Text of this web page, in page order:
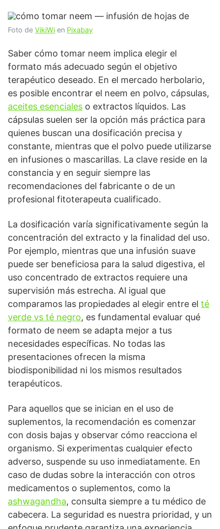
Foto de VikiWi en Pixabay
Saber cómo tomar neem implica elegir el
formato más adecuado según el objetivo
terapéutico deseado. En el mercado herbolario,
es posible encontrar el neem en polvo, cápsulas,
aceites esenciales o extractos líquidos. Las
cápsulas suelen ser la opción más práctica para
quienes buscan una dosificación precisa y
constante, mientras que el polvo puede utilizarse
en infusiones o mascarillas. La clave reside en la
constancia y en seguir siempre las
recomendaciones del fabricante o de un
profesional fitoterapeuta cualificado.
La dosificación varía significativamente según la
concentración del extracto y la finalidad del uso.
Por ejemplo, mientras que una infusión suave
puede ser beneficiosa para la salud digestiva, el
uso concentrado de extractos requiere una
supervisión más estrecha. Al igual que
comparamos las propiedades al elegir entre el té
verde vs té negro, es fundamental evaluar qué
formato de neem se adapta mejor a tus
necesidades específicas. No todas las
presentaciones ofrecen la misma
biodisponibilidad ni los mismos resultados
terapéuticos.
Para aquellos que se inician en el uso de
suplementos, la recomendación es comenzar
con dosis bajas y observar cómo reacciona el
organismo. Si experimentas cualquier efecto
adverso, suspende su uso inmediatamente. En
caso de dudas sobre la interacción con otros
medicamentos o suplementos, como la
ashwagandha, consulta siempre a tu médico de
cabecera. La seguridad es nuestra prioridad, y un